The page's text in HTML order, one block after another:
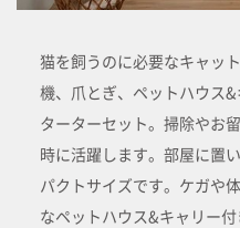
猫を飼うのに必要なキャッ
機、爪とぎ、ペットハウス
ターターセット。掃除やお
時に活躍します。部屋に置
パクトサイズです。ケガや
なペットハウス&キャリー